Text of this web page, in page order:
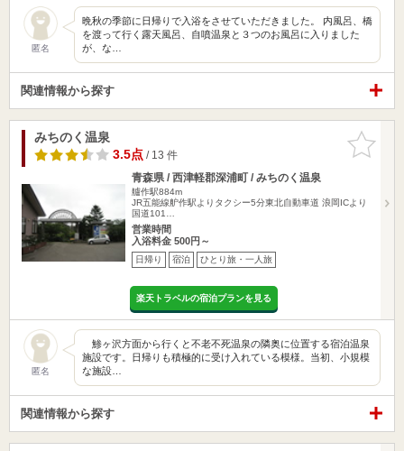
匿名
晩秋の季節に日帰りで入浴をさせていただきました。 内風呂、橋
を渡って行く露天風呂、自噴温泉と３つのお風呂に入りました
が、な…
関連情報から探す
お気に入
りに追加
みちのく温泉
3.5点/ 13 件
青森県 / 西津軽郡深浦町 / みちのく温泉
艫作駅884m
JR五能線舮作駅よりタクシー5分東北自動車道 浪岡ICより
国道101…
営業時間
入浴料金 500円～
日帰り 宿泊 ひとり旅・一人旅
楽天トラベルの宿泊プランを見る
匿名
鯵ヶ沢方面から行くと不老不死温泉の隣奥に位置する宿泊温泉
施設です。日帰りも積極的に受け入れている模様。当初、小規模
な施設…
関連情報から探す